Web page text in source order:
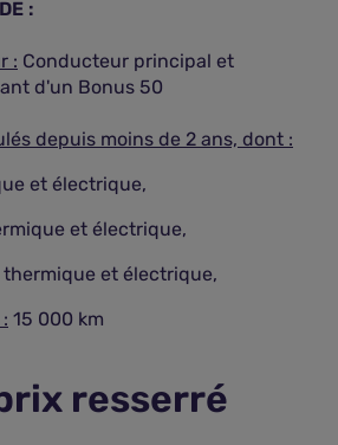
:
: Conducteur principal et
d'un Bonus 50
depuis moins de 2 ans, dont :
et électrique,
et électrique,
thermique et électrique,
15 000 km
resserré